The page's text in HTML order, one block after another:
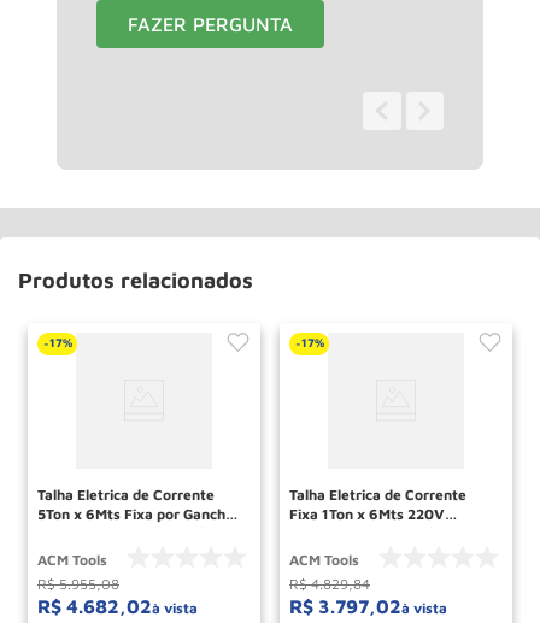
FAZER PERGUNTA
Produtos relacionados
-17%
Talha Eletrica de Corrente
5Ton x 6Mts Fixa por Gancho
ACM TOOLS
ACM Tools
R$ 5.955,08
R$ 4.682,02à vista
-17%
Talha Eletrica de Corrente
Fixa 1Ton x 6Mts 220V
TOOLS
ACM Tools
R$ 4.829,84
R$ 3.797,02à vista